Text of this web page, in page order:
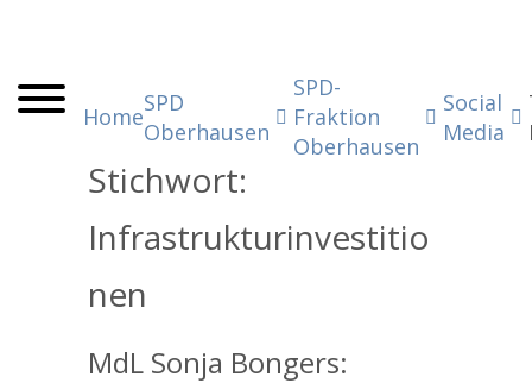
Home
SPD
Oberhausen
SPD-
Fraktion
Oberhausen
Social
Media
Stichwort:
Infrastrukturinvestitio
nen
MdL Sonja Bongers: